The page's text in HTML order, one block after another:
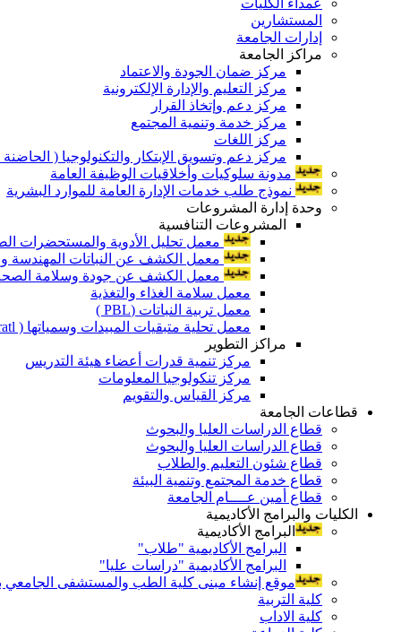
المستشارين
إدارات الجامعة
مراكز الجامعة
مركز ضمان الجودة والاعتماد
مركز التعليم والإدارة الإلكترونية
مركز دعم وإتخاذ القرار
مركز خدمة وتنمية المجتمع
مركز اللغات
مركز دعم وتسويق الإبتكار والتكنولوجيا ( الحاضنة
مدونة سلوكيات وأخلاقيات الوظيفة العامة
نموذج طلب خدمات الإدارة العامة للموارد البشرية
وحدة إدارة المشروعات
المشروعات التنافسية
معمل تحليل الأدوية والمستحضرات
معمل الكشف عن النباتات المهندسة
معمل الكشف عن جودة وسلامة الصحة
معمل سلامة الغذاء والتغذية
معمل تربية النباتات (PBL )
معمل تحلية متبقيات المبيدات وسمياتها ( Pratl )
مراكز التطوير
مركز تنمية قدرات أعضاء هيئة التدريس
مركز تنكولوجيا المعلومات
مركز القياس والتقويم
قطاعات الجامعة
قطاع الدراسات العليا والبحوث
قطاع الدراسات العليا والبحوث
قطاع شئون التعليم والطلاب
قطاع خدمة المجتمع وتنمية البيئة
قطاع أمين عــــام الجامعة
الكليات والبرامج الأكاديمية
البرامج الأكاديمية
البرامج الأكاديمية "طلاب"
البرامج الأكاديمية "دراسات عليا"
موقع إنشاء مبنى كلية الطب والمستشفى الجامعي
كلية التربية
كلية الاداب